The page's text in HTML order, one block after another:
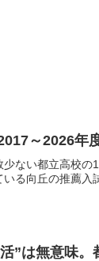
～2026年
少ない都立高校
る向丘の推薦入
”は無意味